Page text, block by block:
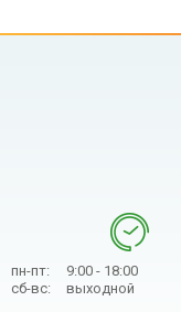
пн-пт:
9:00 - 18:00
сб-вс:
выходной